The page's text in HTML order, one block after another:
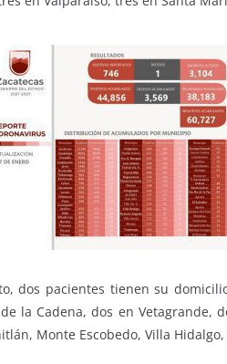
dos pacientes tienen su
la Cadena, dos en Vetagrande,
Monte Escobedo, Villa